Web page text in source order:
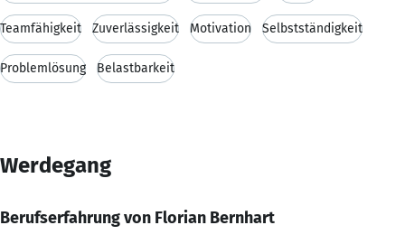
Teamfähigkeit Zuverlässigkeit Motivation Selbstständigkeit
Problemlösung Belastbarkeit
Werdegang
Berufserfahrung von Florian Bernhart